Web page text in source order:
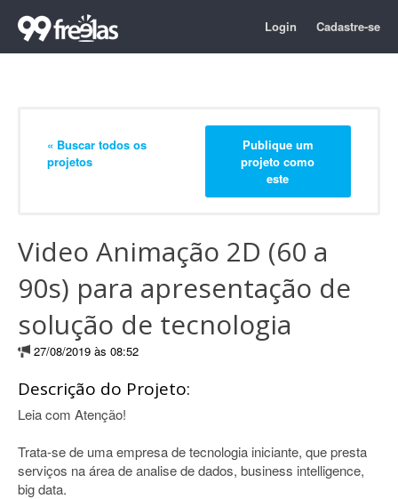
Login Cadastre-se
« Buscar todos os
projetos
Publique um
projeto como
este
Video Animação 2D (60 a
90s) para apresentação de
solução de tecnologia
27/08/2019 às 08:52
Descrição do Projeto:
Leia com Atenção!
Trata-se de uma empresa de tecnologia iniciante, que presta
serviços na área de analise de dados, business intelligence,
big data.